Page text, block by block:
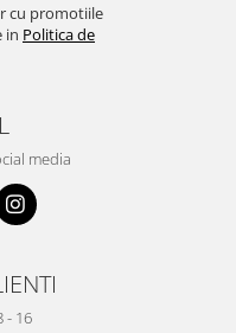
cu promotiile
in Politica de
media
- 16